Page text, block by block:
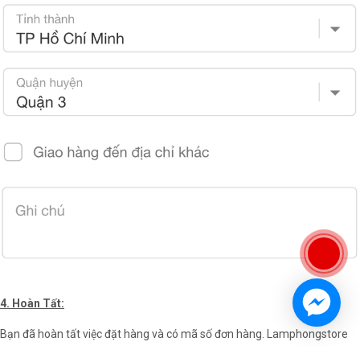
4. Hoàn Tất:
Bạn đã hoàn tất việc đặt hàng và có mã số đơn hàng. Lamphongstore